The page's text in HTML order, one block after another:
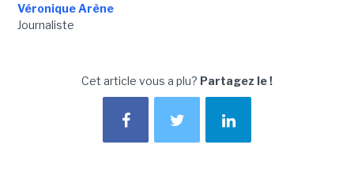
Véronique Arène
Journaliste
Cet article vous a plu? Partagez le !